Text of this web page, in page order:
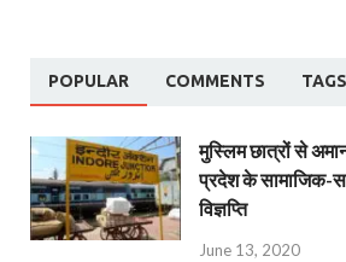
POPULAR COMMENTS TAGS
मुस्लिम छात्रों से
प्रदेश के सामाजिक-
विज्ञप्ति
June 13, 2020